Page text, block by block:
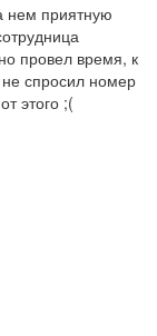
нем приятную
провел время, к
спросил номер
этого ;(